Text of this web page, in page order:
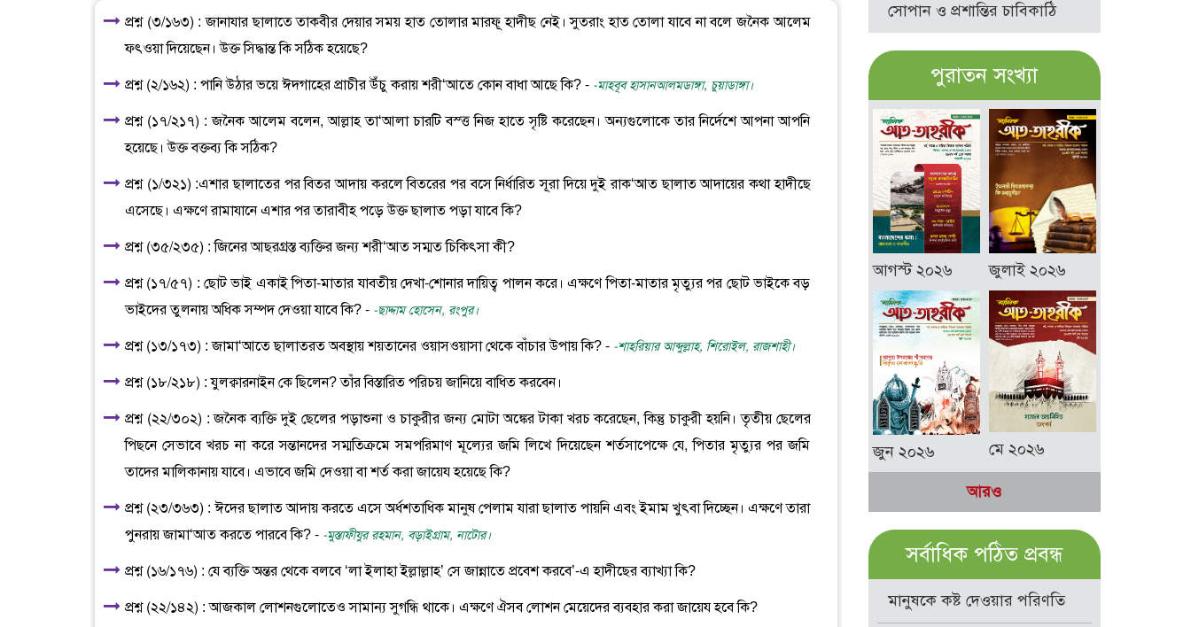
প্রশ্ন (৩/১৬৩) : জানাযার ছালাতে তাকবীর দেয়ার সময় হাত তোলার মারফূ হাদীছ নেই। সুতরাং হাত তোলা যাবে না বলে জনৈক আলেম
ফৎওয়া দিয়েছেন। উক্ত সিদ্ধান্ত কি সঠিক হয়েছে?
প্রশ্ন (২/১৬২) : পানি উঠার ভয়ে ঈদগাহের প্রাচীর উঁচু করায় শরী‘আতে কোন বাধা আছে কি? - -মাহবূব হাসানআলমডাঙ্গা, চুয়াডাঙ্গা।
প্রশ্ন (১৭/২১৭) : জনৈক আলেম বলেন, আল্লাহ তা‘আলা চারটি বস্ত্ত নিজ হাতে সৃষ্টি করেছেন। অন্যগুলোকে তার নির্দেশে আপনা আপনি
হয়েছে। উক্ত বক্তব্য কি সঠিক?
প্রশ্ন (১/৩২১) :এশার ছালাতের পর বিতর আদায় করলে বিতরের পর বসে নির্ধারিত সূরা দিয়ে দুই রাক‘আত ছালাত আদায়ের কথা হাদীছে
এসেছে। এক্ষণে রামাযানে এশার পর তারাবীহ পড়ে উক্ত ছালাত পড়া যাবে কি?
প্রশ্ন (৩৫/২৩৫) : জিনের আছরগ্রস্ত ব্যক্তির জন্য শরী‘আত সম্মত চিকিৎসা কী?
প্রশ্ন (১৭/৫৭) : ছোট ভাই একাই পিতা-মাতার যাবতীয় দেখা-শোনার দায়িত্ব পালন করে। এক্ষণে পিতা-মাতার মৃত্যুর পর ছোট ভাইকে বড়
ভাইদের তুলনায় অধিক সম্পদ দেওয়া যাবে কি? - -ছাদ্দাম হোসেন, রংপুর।
প্রশ্ন (১৩/১৭৩) : জামা‘আতে ছালাতরত অবস্থায় শয়তানের ওয়াসওয়াসা থেকে বাঁচার উপায় কি? - -শাহরিয়ার আব্দুল্লাহ, শিরোইল, রাজশাহী।
প্রশ্ন (১৮/২১৮) : যুলক্বারনাইন কে ছিলেন? তাঁর বিস্তারিত পরিচয় জানিয়ে বাধিত করবেন।
প্রশ্ন (২২/৩০২) : জনৈক ব্যক্তি দুই ছেলের পড়াশুনা ও চাকুরীর জন্য মোটা অঙ্কের টাকা খরচ করেছেন, কিন্তু চাকুরী হয়নি। তৃতীয় ছেলের
পিছনে সেভাবে খরচ না করে সন্তানদের সম্মতিক্রমে সমপরিমাণ মূল্যের জমি লিখে দিয়েছেন শর্তসাপেক্ষে যে, পিতার মৃত্যুর পর জমি
তাদের মালিকানায় যাবে। এভাবে জমি দেওয়া বা শর্ত করা জায়েয হয়েছে কি?
প্রশ্ন (২৩/৩৬৩) : ঈদের ছালাত আদায় করতে এসে অর্ধশতাধিক মানুষ পেলাম যারা ছালাত পায়নি এবং ইমাম খুৎবা দিচ্ছেন। এক্ষণে তারা
পুনরায় জামা‘আত করতে পারবে কি? - -মুস্তাফীযুর রহমান, বড়াইগ্রাম, নাটোর।
প্রশ্ন (১৬/১৭৬) : যে ব্যক্তি অন্তর থেকে বলবে ‘লা ইলাহা ইল্লাল্লাহ’ সে জান্নাতে প্রবেশ করবে’-এ হাদীছের ব্যাখ্যা কি?
প্রশ্ন (২২/১৪২) : আজকাল লোশনগুলোতেও সামান্য সুগন্ধি থাকে। এক্ষণে ঐসব লোশন মেয়েদের ব্যবহার করা জায়েয হবে কি?
সোপান ও প্রশান্তির চাবিকাঠি
পুরাতন সংখ্যা
আগস্ট ২০২৬ জুলাই ২০২৬
জুন ২০২৬ মে ২০২৬
আরও
সর্বাধিক পঠিত প্রবন্ধ
মানুষকে কষ্ট দেওয়ার পরিণতি